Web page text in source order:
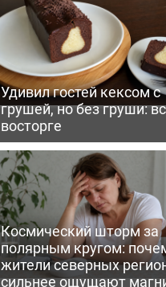
Удивил гостей кексом с
грушей, но без груши:
восторге
Космический шторм за
полярным кругом:
жители северных
сильнее ощущают